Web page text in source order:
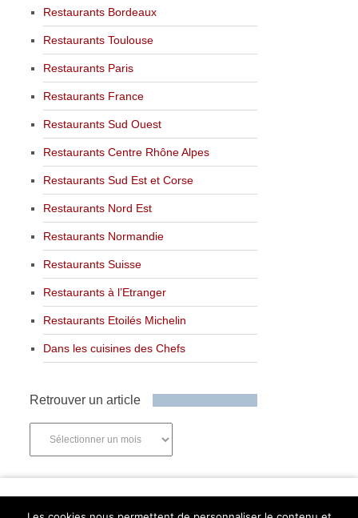
Restaurants Bordeaux
Restaurants Toulouse
Restaurants Paris
Restaurants France
Restaurants Sud Ouest
Restaurants Centre Rhône Alpes
Restaurants Sud Est et Corse
Restaurants Nord Est
Restaurants Normandie
Restaurants Suisse
Restaurants à l’Etranger
Restaurants Etoilés Michelin
Dans les cuisines des Chefs
Retrouver un article